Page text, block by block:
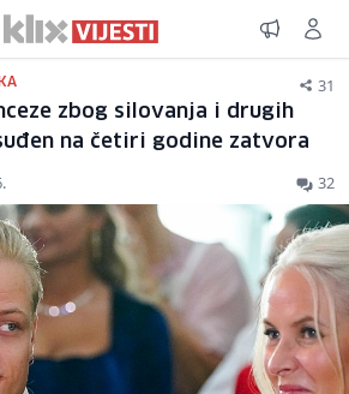
31
zbog silovanja i drugih
na četiri godine zatvora
32